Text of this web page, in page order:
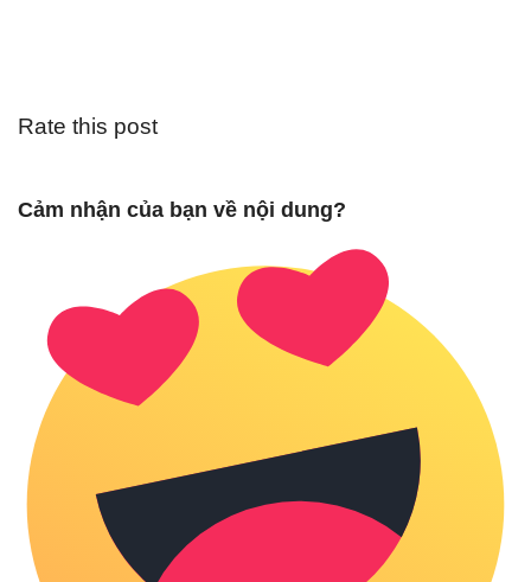
Rate this post
Cảm nhận của bạn về nội dung?